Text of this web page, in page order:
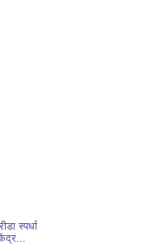
स्पर्धा